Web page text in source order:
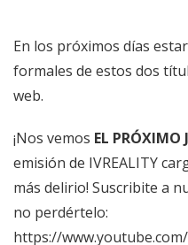
En los próximos días
formales de estos dos
web.
¡Nos vemos EL PRÓXIMO
emisión de IVREALITY
más delirio! Suscribite a
no perdértelo:
https://